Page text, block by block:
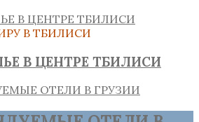
В ТБИЛИСИ
В ЦЕНТРЕ ТБИЛИСИ